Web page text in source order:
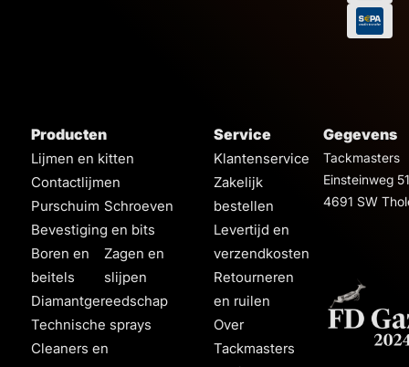
Producten
Lijmen en kitten
Contactlijmen
Purschuim Schroeven
Bevestiging en bits
Boren en
beitels
Zagen en
slijpen
Diamantgereedschap
Technische sprays
Cleaners en
Service
Klantenservice
Zakelijk
bestellen
Levertijd en
verzendkosten
Retourneren
en ruilen
Over
Tackmasters
Gegevens
Tackmasters
Einsteinweg 51
4691 SW